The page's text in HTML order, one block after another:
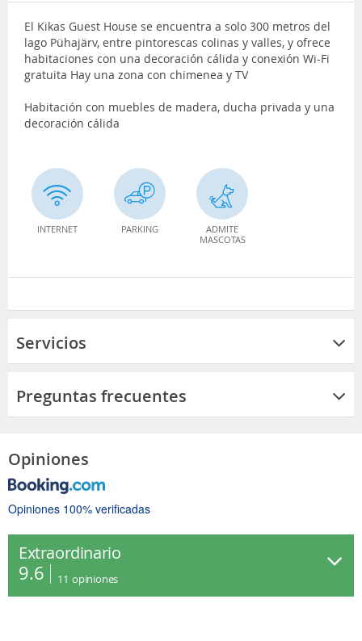
El Kikas Guest House se encuentra a solo 300 metros del
lago Pühajärv, entre pintorescas colinas y valles, y ofrece
habitaciones con una decoración cálida y conexión Wi-Fi
gratuita Hay una zona con chimenea y TV
Habitación con muebles de madera, ducha privada y una
decoración cálida
INTERNET PARKING
ADMITE
MASCOTAS
Servicios
Preguntas frecuentes
Opiniones
Opiniones 100% verificadas
Extraordinario
9.6 11 opiniones